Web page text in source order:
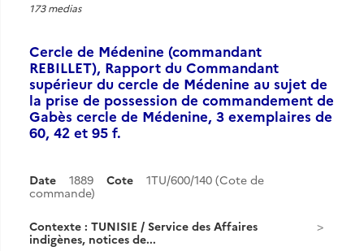
173 medias
Cercle de Médenine (commandant
REBILLET), Rapport du Commandant
supérieur du cercle de Médenine au sujet de
la prise de possession de commandement de
Gabès cercle de Médenine, 3 exemplaires de
60, 42 et 95 f.
Date 1889 Cote
1TU/600/140 (Cote de
commande)
Contexte : TUNISIE / Service des Affaires
indigènes, notices de...